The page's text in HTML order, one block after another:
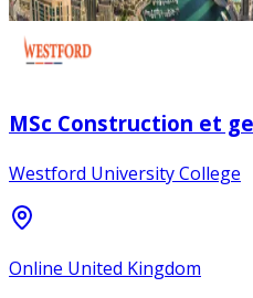
MSc Construction et
Westford University College
Online United Kingdom